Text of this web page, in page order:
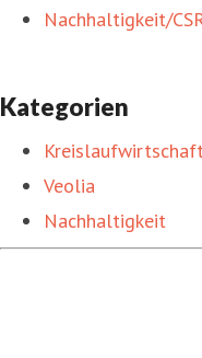
Nachhaltigkeit/
Kategorien
Veolia
Nachhaltigkeit